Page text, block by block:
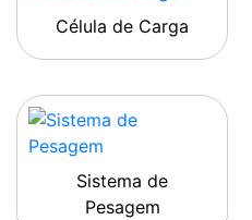
Célula de Carga
Sistema de
Pesagem